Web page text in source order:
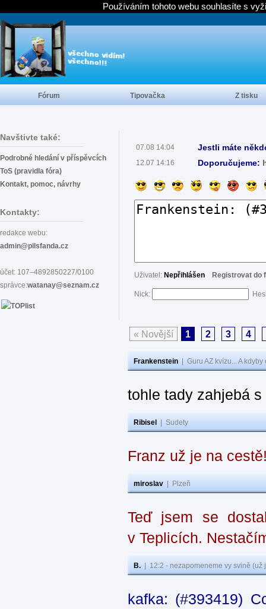
Navštivte také:
Podrobné hledání v příspěvcích
ToS (pravidla fóra)
Kontakt, pomoc, návrhy
Kontakty:
redakce webu:
admin@pilsfanda.cz
účet: 107–4892850227/0100
správce:watanay@seznam.cz
07.08 14:04 Jestli máte
12.07 14:16 Doporučujeme:
Uživatel: Nepřihlášen Registrovat do
Nick:
« Novější 1 2 3 4
Frankenstein Guru AZ kvízu... A
tohle tady zahjebá
Ribisel Sudety
Franz už je na
miroslav Plzeň
Teď jsem se
v Teplicích.
B. 12:2 - nezapomeneme vy svině
kafka: (#393419)
Fórum Tipovačka Z tisku
Používáním tohoto webu souhlasíte s